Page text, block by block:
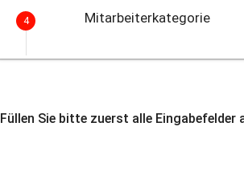
4 Mitarbeiterkategorie
Füllen Sie bitte zuerst alle Eingabefelder